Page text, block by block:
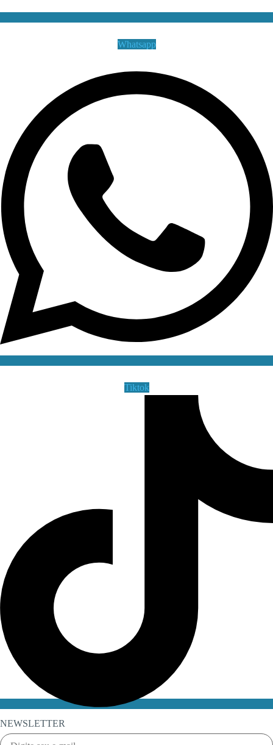
Whatsapp
Tiktok
NEWSLETTER